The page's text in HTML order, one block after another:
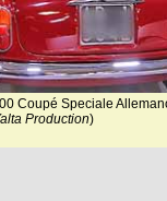
Coupé Speciale
Production)